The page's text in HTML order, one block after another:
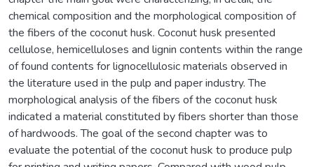
chemical composition and the morphological composition of
the fibers of the coconut husk. Coconut husk presented
cellulose, hemicelluloses and lignin contents within the range
of found contents for lignocellulosic materials observed in
the literature used in the pulp and paper industry. The
morphological analysis of the fibers of the coconut husk
indicated a material constituted by fibers shorter than those
of hardwoods. The goal of the second chapter was to
evaluate the potential of the coconut husk to produce pulp